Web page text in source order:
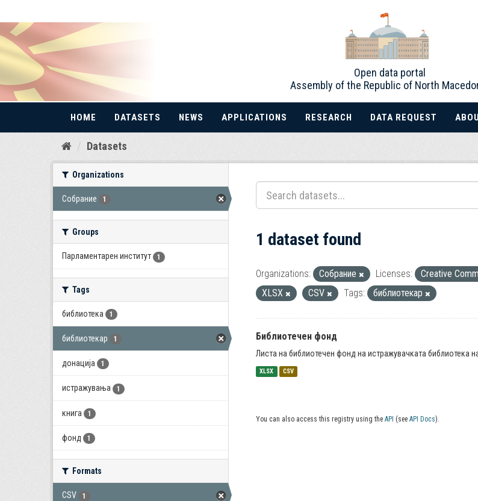
Skip
Open data portal
Assembly of the Republic of North
HOME DATASETS NEWS APPLICATIONS RESEARCH DATA REQUEST
Datasets
Organizations
Собрание 1
Groups
Парламентарен институт 1
Tags
библиотека 1
библиотекар 1
донација 1
истражувања 1
книга 1
фонд 1
Formats
CSV 1
1 dataset found
Organizations: Собрание Licenses: Creative
XLSX
CSV Tags: библиотекар
Библиотечен фонд
Листа на библиотечен фонд на истражувачката библиотека
XLSX CSV
You can also access this registry using the API (see API Docs).